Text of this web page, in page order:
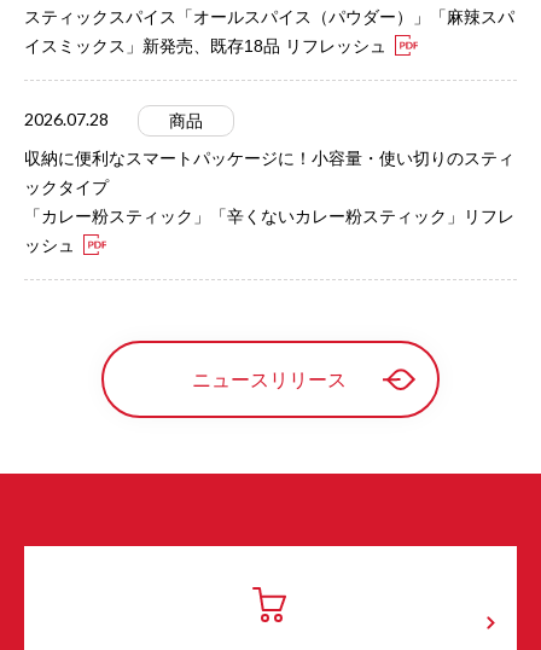
スティックスパイス「オールスパイス（パウダー）」「麻辣スパ
イスミックス」新発売、既存18品 リフレッシュ
2026.07.28
商品
収納に便利なスマートパッケージに！小容量・使い切りのスティ
ックタイプ
「カレー粉スティック」「辛くないカレー粉スティック」リフレ
ッシュ
ニュースリリース